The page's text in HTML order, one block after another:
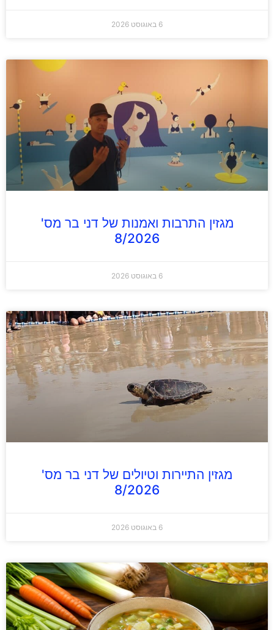
6 באוגוסט 2026
מגזין התרבות ואמנות של דני בר מס'
8/2026
6 באוגוסט 2026
מגזין התיירות וטיולים של דני בר מס'
8/2026
6 באוגוסט 2026